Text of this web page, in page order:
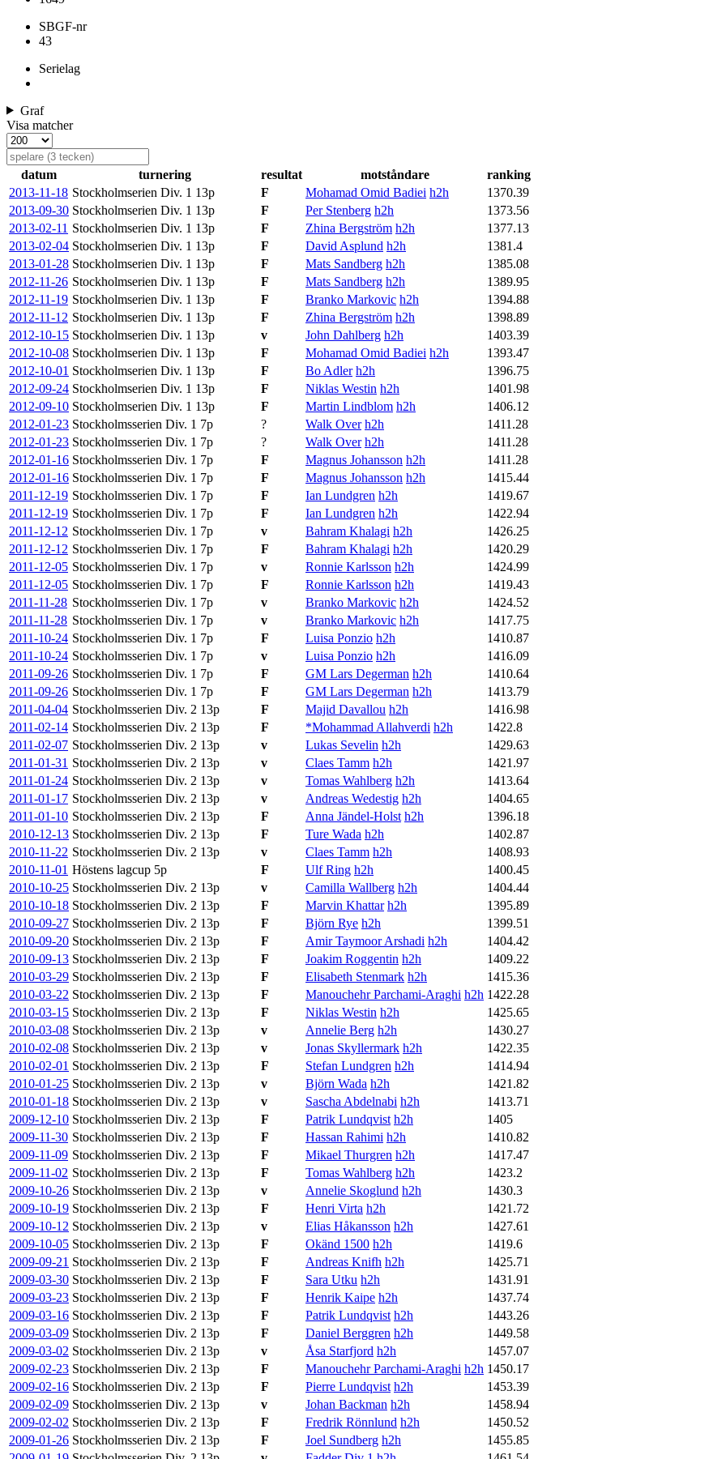
SBGF-nr
43
Serielag
Graf
Visa matcher
datum turnering resultat motståndare
ranking
2013-11-18 Stockholmserien Div. 1 13p F Mohamad Omid Badiei h2h
1370.39
2013-09-30 Stockholmserien Div. 1 13p F Per Stenberg h2h
1373.56
2013-02-11 Stockholmserien Div. 1 13p F Zhina Bergström h2h
1377.13
2013-02-04 Stockholmserien Div. 1 13p F David Asplund h2h
1381.4
2013-01-28 Stockholmserien Div. 1 13p F Mats Sandberg h2h
1385.08
2012-11-26 Stockholmserien Div. 1 13p F Mats Sandberg h2h
1389.95
2012-11-19 Stockholmserien Div. 1 13p F Branko Markovic h2h
1394.88
2012-11-12 Stockholmserien Div. 1 13p F Zhina Bergström h2h
1398.89
2012-10-15 Stockholmserien Div. 1 13p v John Dahlberg h2h
1403.39
2012-10-08 Stockholmserien Div. 1 13p F Mohamad Omid Badiei h2h
1393.47
2012-10-01 Stockholmserien Div. 1 13p F Bo Adler h2h
1396.75
2012-09-24 Stockholmserien Div. 1 13p F Niklas Westin h2h
1401.98
2012-09-10 Stockholmserien Div. 1 13p F Martin Lindblom h2h
1406.12
2012-01-23 Stockholmsserien Div. 1 7p ? Walk Over h2h
1411.28
2012-01-23 Stockholmsserien Div. 1 7p ? Walk Over h2h
1411.28
2012-01-16 Stockholmsserien Div. 1 7p F Magnus Johansson h2h
1411.28
2012-01-16 Stockholmsserien Div. 1 7p F Magnus Johansson h2h
1415.44
2011-12-19 Stockholmsserien Div. 1 7p F Ian Lundgren h2h
1419.67
2011-12-19 Stockholmsserien Div. 1 7p F Ian Lundgren h2h
1422.94
2011-12-12 Stockholmsserien Div. 1 7p v Bahram Khalagi h2h
1426.25
2011-12-12 Stockholmsserien Div. 1 7p F Bahram Khalagi h2h
1420.29
2011-12-05 Stockholmsserien Div. 1 7p v Ronnie Karlsson h2h
1424.99
2011-12-05 Stockholmsserien Div. 1 7p F Ronnie Karlsson h2h
1419.43
2011-11-28 Stockholmsserien Div. 1 7p v Branko Markovic h2h
1424.52
2011-11-28 Stockholmsserien Div. 1 7p v Branko Markovic h2h
1417.75
2011-10-24 Stockholmsserien Div. 1 7p F Luisa Ponzio h2h
1410.87
2011-10-24 Stockholmsserien Div. 1 7p v Luisa Ponzio h2h
1416.09
2011-09-26 Stockholmsserien Div. 1 7p F GM Lars Degerman h2h
1410.64
2011-09-26 Stockholmsserien Div. 1 7p F GM Lars Degerman h2h
1413.79
2011-04-04 Stockholmsserien Div. 2 13p F Majid Davallou h2h
1416.98
2011-02-14 Stockholmsserien Div. 2 13p F *Mohammad Allahverdi h2h
1422.8
2011-02-07 Stockholmsserien Div. 2 13p v Lukas Sevelin h2h
1429.63
2011-01-31 Stockholmsserien Div. 2 13p v Claes Tamm h2h
1421.97
2011-01-24 Stockholmsserien Div. 2 13p v Tomas Wahlberg h2h
1413.64
2011-01-17 Stockholmsserien Div. 2 13p v Andreas Wedestig h2h
1404.65
2011-01-10 Stockholmsserien Div. 2 13p F Anna Jändel-Holst h2h
1396.18
2010-12-13 Stockholmsserien Div. 2 13p F Ture Wada h2h
1402.87
2010-11-22 Stockholmsserien Div. 2 13p v Claes Tamm h2h
1408.93
2010-11-01 Höstens lagcup 5p F Ulf Ring h2h
1400.45
2010-10-25 Stockholmsserien Div. 2 13p v Camilla Wallberg h2h
1404.44
2010-10-18 Stockholmsserien Div. 2 13p F Marvin Khattar h2h
1395.89
2010-09-27 Stockholmsserien Div. 2 13p F Björn Rye h2h
1399.51
2010-09-20 Stockholmsserien Div. 2 13p F Amir Taymoor Arshadi h2h
1404.42
2010-09-13 Stockholmsserien Div. 2 13p F Joakim Roggentin h2h
1409.22
2010-03-29 Stockholmsserien Div. 2 13p F Elisabeth Stenmark h2h
1415.36
2010-03-22 Stockholmsserien Div. 2 13p F Manouchehr Parchami-Araghi h2h 1422.28
2010-03-15 Stockholmsserien Div. 2 13p F Niklas Westin h2h
1425.65
2010-03-08 Stockholmsserien Div. 2 13p v Annelie Berg h2h
1430.27
2010-02-08 Stockholmsserien Div. 2 13p v Jonas Skyllermark h2h
1422.35
2010-02-01 Stockholmsserien Div. 2 13p F Stefan Lundgren h2h
1414.94
2010-01-25 Stockholmsserien Div. 2 13p v Björn Wada h2h
1421.82
2010-01-18 Stockholmsserien Div. 2 13p v Sascha Abdelnabi h2h
1413.71
2009-12-10 Stockholmsserien Div. 2 13p F Patrik Lundqvist h2h
1405
2009-11-30 Stockholmsserien Div. 2 13p F Hassan Rahimi h2h
1410.82
2009-11-09 Stockholmsserien Div. 2 13p F Mikael Thurgren h2h
1417.47
2009-11-02 Stockholmsserien Div. 2 13p F Tomas Wahlberg h2h
1423.2
2009-10-26 Stockholmsserien Div. 2 13p v Annelie Skoglund h2h
1430.3
2009-10-19 Stockholmsserien Div. 2 13p F Henri Virta h2h
1421.72
2009-10-12 Stockholmsserien Div. 2 13p v Elias Håkansson h2h
1427.61
2009-10-05 Stockholmsserien Div. 2 13p F Okänd 1500 h2h
1419.6
2009-09-21 Stockholmsserien Div. 2 13p F Andreas Knifh h2h
1425.71
2009-03-30 Stockholmsserien Div. 2 13p F Sara Utku h2h
1431.91
2009-03-23 Stockholmsserien Div. 2 13p F Henrik Kaipe h2h
1437.74
2009-03-16 Stockholmsserien Div. 2 13p F Patrik Lundqvist h2h
1443.26
2009-03-09 Stockholmsserien Div. 2 13p F Daniel Berggren h2h
1449.58
2009-03-02 Stockholmsserien Div. 2 13p v Åsa Starfjord h2h
1457.07
2009-02-23 Stockholmsserien Div. 2 13p F Manouchehr Parchami-Araghi h2h 1450.17
2009-02-16 Stockholmsserien Div. 2 13p F Pierre Lundqvist h2h
1453.39
2009-02-09 Stockholmsserien Div. 2 13p v Johan Backman h2h
1458.94
2009-02-02 Stockholmsserien Div. 2 13p F Fredrik Rönnlund h2h
1450.52
2009-01-26 Stockholmsserien Div. 2 13p F Joel Sundberg h2h
1455.85